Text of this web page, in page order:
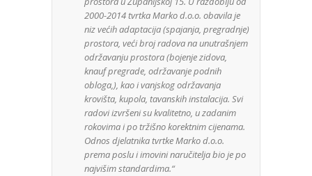
2000-2014 tvrtka Marko d.o.o. obavila je
niz većih adaptacija (spajanja, pregradnje)
prostora, veći broj radova na unutrašnjem
održavanju prostora (bojenje zidova,
knauf pregrade, održavanje podnih
obloga,), kao i vanjskog održavanja
krovišta, kupola, tavanskih instalacija. Svi
radovi izvršeni su kvalitetno, u zadanim
rokovima i po tržišno korektnim cijenama.
Odnos djelatnika tvrtke Marko d.o.o.
prema poslu i imovini naručitelja bio je po
najvišim standardima.“